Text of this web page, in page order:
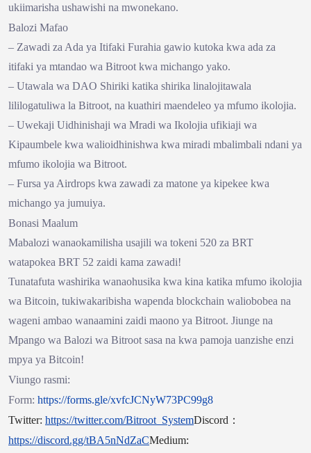
ukiimarisha ushawishi na mwonekano.
Balozi Mafao
– Zawadi za Ada ya Itifaki Furahia gawio kutoka kwa ada za
itifaki ya mtandao wa Bitroot kwa michango yako.
– Utawala wa DAO Shiriki katika shirika linalojitawala
lililogatuliwa la Bitroot, na kuathiri maendeleo ya mfumo ikolojia.
– Uwekaji Uidhinishaji wa Mradi wa Ikolojia ufikiaji wa
Kipaumbele kwa walioidhinishwa kwa miradi mbalimbali ndani ya
mfumo ikolojia wa Bitroot.
– Fursa ya Airdrops kwa zawadi za matone ya kipekee kwa
michango ya jumuiya.
Bonasi Maalum
Mabalozi wanaokamilisha usajili wa tokeni 520 za BRT
watapokea BRT 52 zaidi kama zawadi!
Tunatafuta washirika wanaohusika kwa kina katika mfumo ikolojia
wa Bitcoin, tukiwakaribisha wapenda blockchain waliobobea na
wageni ambao wanaamini zaidi maono ya Bitroot. Jiunge na
Mpango wa Balozi wa Bitroot sasa na kwa pamoja uanzishe enzi
mpya ya Bitcoin!
Viungo rasmi:
Form: https://forms.gle/xvfcJCNyW73PC99g8
Twitter: https://twitter.com/Bitroot_SystemDiscord ：
https://discord.gg/tBA5nNdZaCMedium: